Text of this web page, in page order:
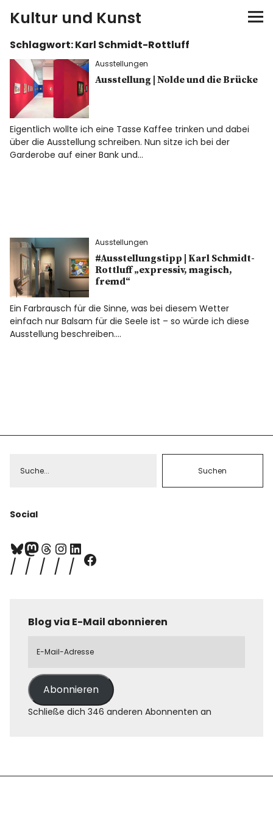
Kultur und Kunst
kultur & kunst
Ausstellungen
Spiele
Konzerte
Über mich
Schlagwort:Karl Schmidt-Rottluff
Ausstellungen
Ausstellung | Nolde und die Brücke
Eigentlich wollte ich eine Tasse Kaffee trinken und dabei
über die Ausstellung schreiben. Nun sitze ich bei der
Garderobe auf einer Bank und…
Ausstellungen
#Ausstellungstipp | Karl Schmidt-
Rottluff „expressiv, magisch,
fremd“
Ein Farbrausch für die Sinne, was bei diesem Wetter
einfach nur Balsam für die Seele ist – so würde ich diese
Ausstellung beschreiben.…
Social
Blog via E-Mail abonnieren
Abonnieren
Schließe dich 346 anderen Abonnenten an